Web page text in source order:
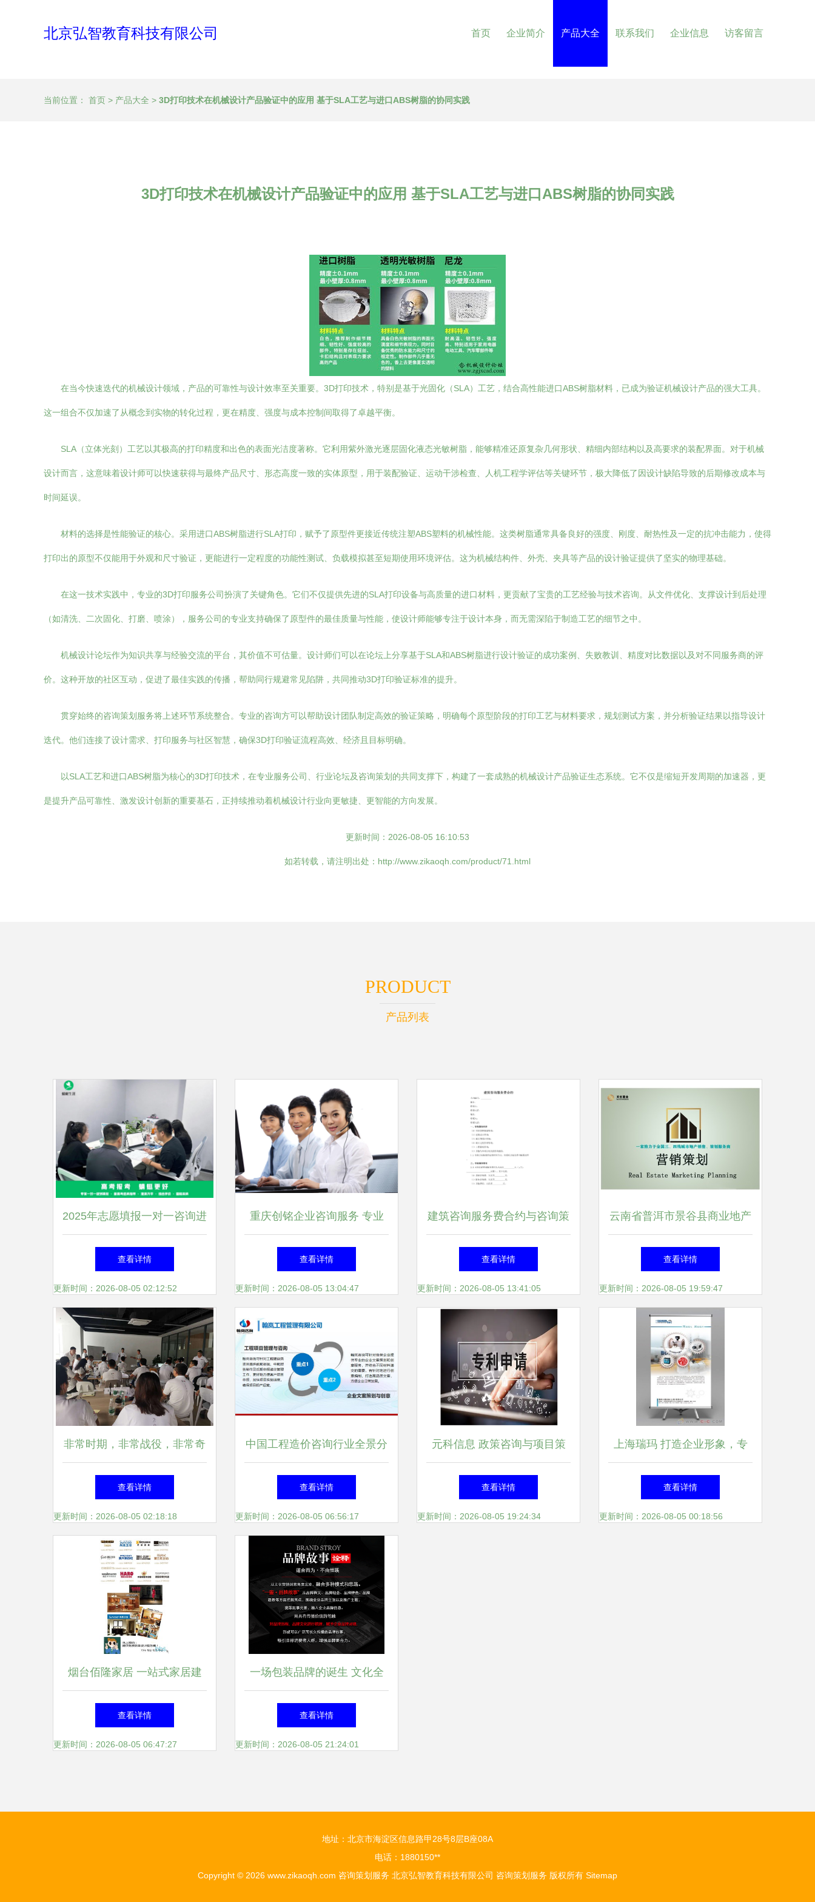
北京弘智教育科技有限公司 首页 企业简介 产品大全 联系我们 企业信息 访客留言
当前位置： 首页 > 产品大全 > 3D打印技术在机械设计产品验证中的应用 基于SLA工艺与进口ABS树脂的协同实践
3D打印技术在机械设计产品验证中的应用 基于SLA工艺与进口ABS树脂的协同实践
在当今快速迭代的机械设计领域，产品的可靠性与设计效率至关重要。3D打印技术，特别是基于光固化（SLA）工艺，结合高性能进口ABS树脂材料，已成为验证机械设计产品的强大工具。
这一组合不仅加速了从概念到实物的转化过程，更在精度、强度与成本控制间取得了卓越平衡。
SLA（立体光刻）工艺以其极高的打印精度和出色的表面光洁度著称。它利用紫外激光逐层固化液态光敏树脂，能够精准还原复杂几何形状、精细内部结构以及高要求的装配界面。对于机械
设计而言，这意味着设计师可以快速获得与最终产品尺寸、形态高度一致的实体原型，用于装配验证、运动干涉检查、人机工程学评估等关键环节，极大降低了因设计缺陷导致的后期修改成本与
时间延误。
材料的选择是性能验证的核心。采用进口ABS树脂进行SLA打印，赋予了原型件更接近传统注塑ABS塑料的机械性能。这类树脂通常具备良好的强度、刚度、耐热性及一定的抗冲击能力，使得
打印出的原型不仅能用于外观和尺寸验证，更能进行一定程度的功能性测试、负载模拟甚至短期使用环境评估。这为机械结构件、外壳、夹具等产品的设计验证提供了坚实的物理基础。
在这一技术实践中，专业的3D打印服务公司扮演了关键角色。它们不仅提供先进的SLA打印设备与高质量的进口材料，更贡献了宝贵的工艺经验与技术咨询。从文件优化、支撑设计到后处理
（如清洗、二次固化、打磨、喷涂），服务公司的专业支持确保了原型件的最佳质量与性能，使设计师能够专注于设计本身，而无需深陷于制造工艺的细节之中。
机械设计论坛作为知识共享与经验交流的平台，其价值不可估量。设计师们可以在论坛上分享基于SLA和ABS树脂进行设计验证的成功案例、失败教训、精度对比数据以及对不同服务商的评
价。这种开放的社区互动，促进了最佳实践的传播，帮助同行规避常见陷阱，共同推动3D打印验证标准的提升。
贯穿始终的咨询策划服务将上述环节系统整合。专业的咨询方可以帮助设计团队制定高效的验证策略，明确每个原型阶段的打印工艺与材料要求，规划测试方案，并分析验证结果以指导设计
迭代。他们连接了设计需求、打印服务与社区智慧，确保3D打印验证流程高效、经济且目标明确。
以SLA工艺和进口ABS树脂为核心的3D打印技术，在专业服务公司、行业论坛及咨询策划的共同支撑下，构建了一套成熟的机械设计产品验证生态系统。它不仅是缩短开发周期的加速器，更
是提升产品可靠性、激发设计创新的重要基石，正持续推动着机械设计行业向更敏捷、更智能的方向发展。
更新时间：2026-08-05 16:10:53
如若转载，请注明出处：http://www.zikaoqh.com/product/71.html
PRODUCT
产品列表
2025年志愿填报一对一咨询进
行中 为您量身定制升学蓝图
查看详情
更新时间：2026-08-05 02:12:52
重庆创铭企业咨询服务 专业
策划赋能企业发展新动力
查看详情
更新时间：2026-08-05 13:04:47
建筑咨询服务费合约与咨询策
划服务的关键要点解析
查看详情
更新时间：2026-08-05 13:41:05
云南省普洱市景谷县商业地产
销售代理公司--天玄置业
查看详情
更新时间：2026-08-05 19:59:47
非常时期，非常战役，非常奇
迹——7月28日南方略咨询助
力深圳帝迈医疗2020上半年总
结大会圆满成功！
查看详情
更新时间：2026-08-05 02:18:18
中国工程造价咨询行业全景分
析 政策导向、市场现状与未
来趋势
查看详情
更新时间：2026-08-05 06:56:17
元科信息 政策咨询与项目策
划申报一站式综合服务解析
查看详情
更新时间：2026-08-05 19:24:34
上海瑞玛 打造企业形象，专
业画册设计与咨询策划服务
查看详情
更新时间：2026-08-05 00:18:56
烟台佰隆家居 一站式家居建
材设计与服务专家
查看详情
更新时间：2026-08-05 06:47:27
一场包装品牌的诞生 文化全
案公司的生命解读
查看详情
更新时间：2026-08-05 21:24:01
地址：北京市海淀区信息路甲28号8层B座08A
电话：1880150**
Copyright © 2026 www.zikaoqh.com 咨询策划服务 北京弘智教育科技有限公司 咨询策划服务 版权所有 Sitemap